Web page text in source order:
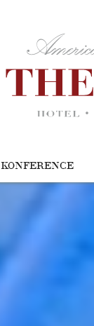
KONFERENCE